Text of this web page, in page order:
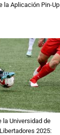
la Aplicación Pin-Up
la Universidad de
2025: